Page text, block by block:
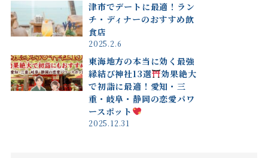
津市でデートに最適！ラン
チ・ディナーのおすすめ飲
食店
2025.2.6
東海地方の本当に効く最強
縁結び神社13選
効果絶大
で初詣に最適！愛知・三
重・岐阜・静岡の恋愛パワ
ースポット
2025.12.31